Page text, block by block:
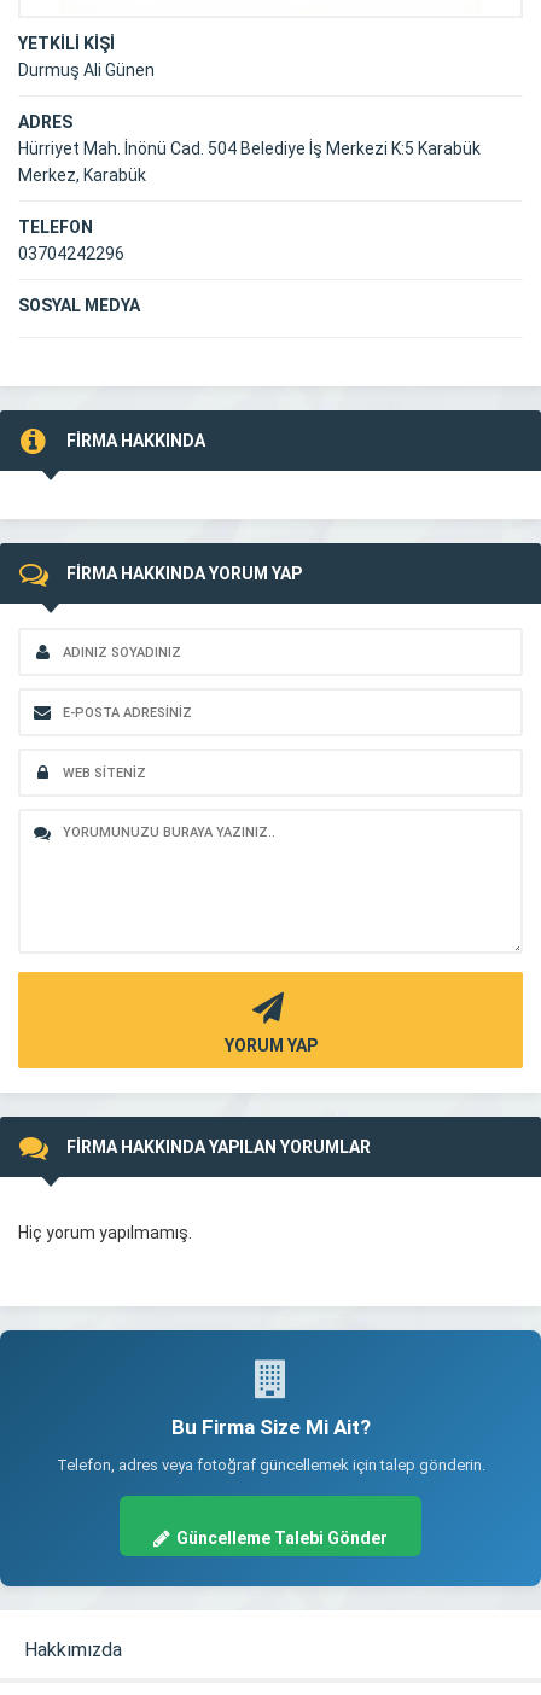
YETKİLİ KİŞİ
Durmuş Ali Günen
ADRES
Hürriyet Mah. İnönü Cad. 504 Belediye İş Merkezi K:5 Karabük
Merkez, Karabük
TELEFON
03704242296
SOSYAL MEDYA
FİRMA HAKKINDA
FİRMA HAKKINDA YORUM YAP
YORUM YAP
FİRMA HAKKINDA YAPILAN YORUMLAR
Hiç yorum yapılmamış.
Bu Firma Size Mi Ait?
Telefon, adres veya fotoğraf güncellemek için talep gönderin.
Güncelleme Talebi Gönder
Hakkımızda